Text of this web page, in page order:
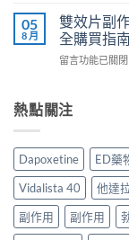
整
說
明
全
服
指
南〉
中
家
實
與
購
南〉
中
評
價：
香
港
真
用
心
得
與
買
利
勁
幾
時
有
香
港
用
家
讀
05
8 月
雙效片副
全購買指南
在
片
副
用
安
全
嗎？
香
港
留言功能已關閉
熱點關注
Dapoxetine ED藥
Vidalista 40
他達
副作用
副作用